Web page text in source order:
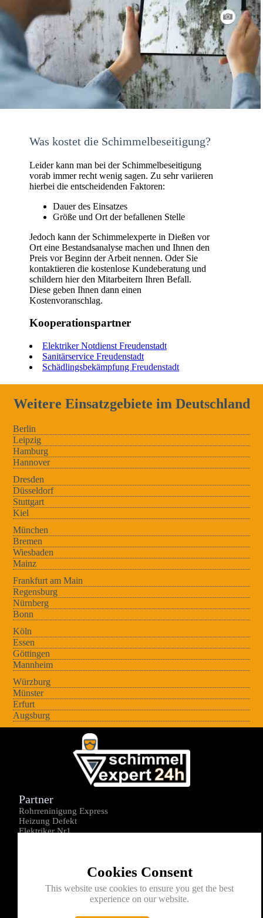
Was kostet die Schimmelbeseitigung?
Leider kann man bei der Schimmelbeseitigung
vorab immer recht wenig sagen. Zu sehr variieren
hierbei die entscheidenden Faktoren:
Dauer des Einsatzes
Größe und Ort der befallenen Stelle
Jedoch kann der Schimmelexperte in Dießen vor
Ort eine Bestandsanalyse machen und Ihnen den
Preis vor Beginn der Arbeit nennen. Oder Sie
kontaktieren die kostenlose Kundeberatung und
schildern hier den Mitarbeitern Ihren Befall.
Diese geben Ihnen dann einen
Kostenvoranschlag.
Kooperationspartner
Elektriker Notdienst Freudenstadt
Sanitärservice Freudenstadt
Schädlingsbekämpfung Freudenstadt
Weitere Einsatzgebiete im Deutschland
Berlin
Leipzig
Hamburg
Hannover
Dresden
Düsseldorf
Stuttgart
Kiel
München
Bremen
Wiesbaden
Mainz
Frankfurt am Main
Regensburg
Nürnberg
Bonn
Köln
Essen
Göttingen
Mannheim
Würzburg
Münster
Erfurt
Augsburg
Cookies Consent
This website use cookies to ensure you get the best
experience on our website.
Partner
Rohrreninigung Express
Heizung Defekt
Elektriker Nr1
Kontakt